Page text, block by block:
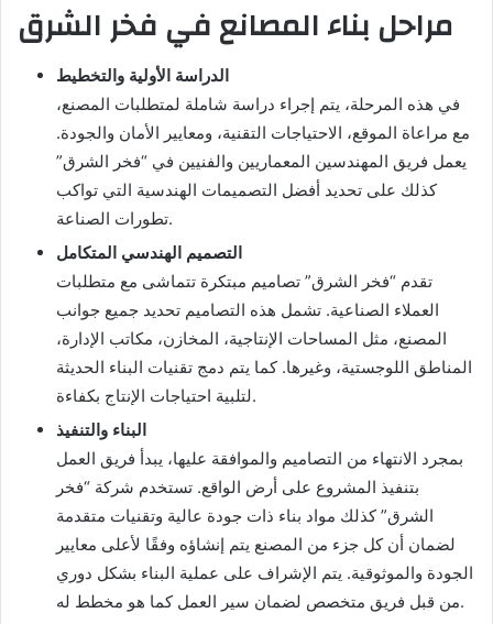
مراحل بناء المصانع في فخر الشرق
الدراسة الأولية والتخطيط
في هذه المرحلة، يتم إجراء دراسة شاملة لمتطلبات المصنع،
مع مراعاة الموقع، الاحتياجات التقنية، ومعايير الأمان والجودة.
يعمل فريق المهندسين المعماريين والفنيين في “فخر الشرق”
كذلك على تحديد أفضل التصميمات الهندسية التي تواكب
تطورات الصناعة.
التصميم الهندسي المتكامل
تقدم “فخر الشرق” تصاميم مبتكرة تتماشى مع متطلبات
العملاء الصناعية. تشمل هذه التصاميم تحديد جميع جوانب
المصنع، مثل المساحات الإنتاجية، المخازن، مكاتب الإدارة،
المناطق اللوجستية، وغيرها. كما يتم دمج تقنيات البناء الحديثة
لتلبية احتياجات الإنتاج بكفاءة.
البناء والتنفيذ
بمجرد الانتهاء من التصاميم والموافقة عليها، يبدأ فريق العمل
بتنفيذ المشروع على أرض الواقع. تستخدم شركة “فخر
الشرق” كذلك مواد بناء ذات جودة عالية وتقنيات متقدمة
لضمان أن كل جزء من المصنع يتم إنشاؤه وفقًا لأعلى معايير
الجودة والموثوقية. يتم الإشراف على عملية البناء بشكل دوري
من قبل فريق متخصص لضمان سير العمل كما هو مخطط له.